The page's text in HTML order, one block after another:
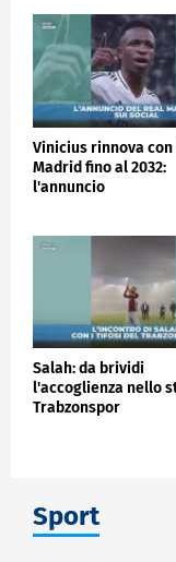
Vinicius rinnova con
Madrid fino al 2032:
l'annuncio
Salah: da brividi
l'accoglienza nello
Trabzonspor
Sport